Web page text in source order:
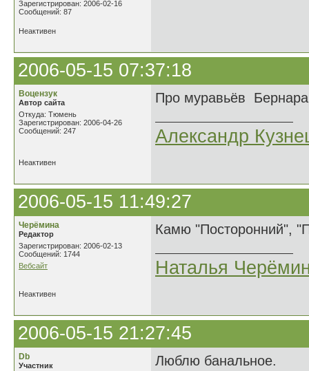
Зарегистрирован: 2006-02-16
Сообщений: 87
Неактивен
2006-05-15 07:37:18
Воцензук
Автор сайта
Откуда: Тюмень
Зарегистрирован: 2006-04-26
Сообщений: 247
Про муравьёв
Александр
Неактивен
2006-05-15 11:49:27
Черёмина
Редактор
Зарегистрирован: 2006-02-13
Сообщений: 1744
Вебсайт
Камю "Посторонний",
Наталья
Неактивен
2006-05-15 21:27:45
Db
Участник
Люблю банальное.